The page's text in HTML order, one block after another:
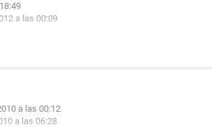
a las 00:09
a las 00:12
a las 06:28